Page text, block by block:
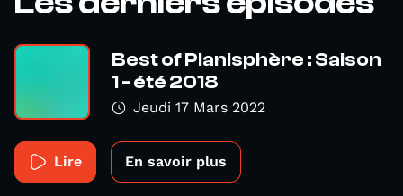
Best of Planisphère : Saison
1 - été 2018
Jeudi 17 Mars 2022
Lire En savoir plus